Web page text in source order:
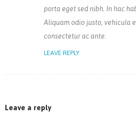
porta eget sed nibh. In hac
Aliquam odio justo, vehicula
consectetur ac ante.
LEAVE REPLY
Leave a reply